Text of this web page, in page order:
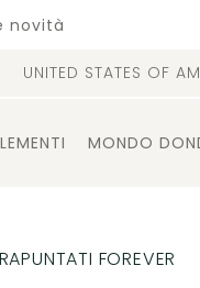
novità
UNITED STATES OF
MONDO
FOREVER